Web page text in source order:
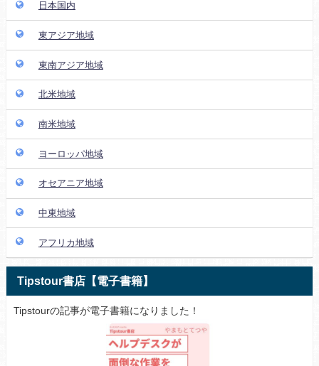
日本国内
東アジア地域
東南アジア地域
北米地域
南米地域
ヨーロッパ地域
オセアニア地域
中東地域
アフリカ地域
Tipstour書店【電子書籍】
Tipstourの記事が電子書籍になりました！